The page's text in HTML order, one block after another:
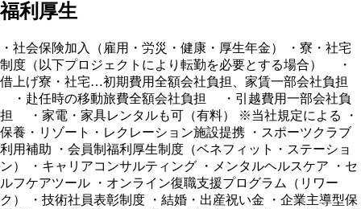
福利厚生
・社会保険加入（雇用・労災・健康・厚生年金） ・寮・社宅
制度（以下プロジェクトにより転勤を必要とする場合） ・
借上げ寮・社宅…初期費用全額会社負担、家賃一部会社負担
・赴任時の移動旅費全額会社負担 ・引越費用一部会社負
担 ・家電・家具レンタルも可（有料） ※当社規定による ・
保養・リゾート・レクレーション施設提携 ・スポーツクラブ
利用補助 ・会員制福利厚生制度（ベネフィット・ステーショ
ン） ・キャリアコンサルティング ・メンタルヘルスケア ・セ
ルフケアツール ・オンライン復職支援プログラム（リワー
ク） ・技術社員表彰制度 ・結婚・出産祝い金 ・企業主導型保